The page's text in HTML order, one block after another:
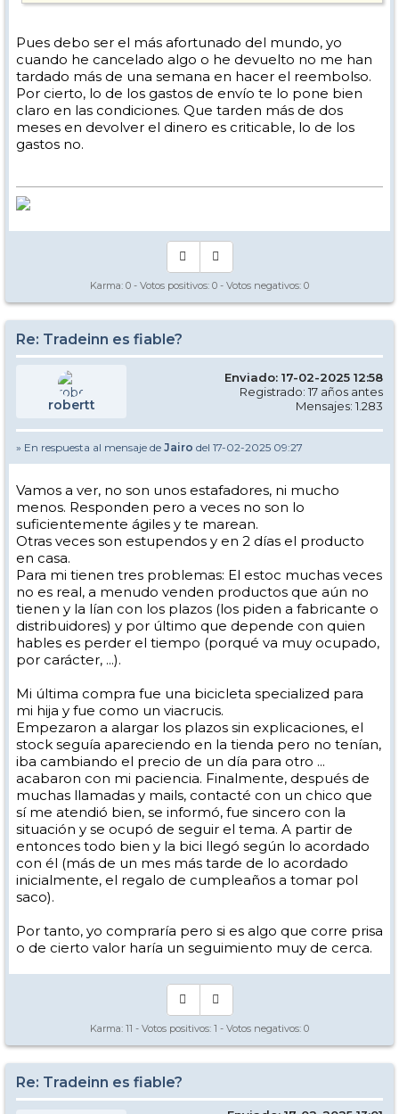
Pues debo ser el más afortunado del mundo, yo
cuando he cancelado algo o he devuelto no me han
tardado más de una semana en hacer el reembolso.
Por cierto, lo de los gastos de envío te lo pone bien
claro en las condiciones. Que tarden más de dos
meses en devolver el dinero es criticable, lo de los
gastos no.
Karma: 0 - Votos positivos: 0 - Votos negativos: 0
Re: Tradeinn es fiable?
robertt
Enviado: 17-02-2025 12:58
Registrado: 17 años antes
Mensajes: 1.283
» En respuesta al mensaje de Jairo del 17-02-2025 09:27
Vamos a ver, no son unos estafadores, ni mucho
menos. Responden pero a veces no son lo
suficientemente ágiles y te marean.
Otras veces son estupendos y en 2 días el producto
en casa.
Para mi tienen tres problemas: El estoc muchas veces
no es real, a menudo venden productos que aún no
tienen y la lían con los plazos (los piden a fabricante o
distribuidores) y por último que depende con quien
hables es perder el tiempo (porqué va muy ocupado,
por carácter, ...).
Mi última compra fue una bicicleta specialized para
mi hija y fue como un viacrucis.
Empezaron a alargar los plazos sin explicaciones, el
stock seguía apareciendo en la tienda pero no tenían,
iba cambiando el precio de un día para otro ...
acabaron con mi paciencia. Finalmente, después de
muchas llamadas y mails, contacté con un chico que
sí me atendió bien, se informó, fue sincero con la
situación y se ocupó de seguir el tema. A partir de
entonces todo bien y la bici llegó según lo acordado
con él (más de un mes más tarde de lo acordado
inicialmente, el regalo de cumpleaños a tomar pol
saco).
Por tanto, yo compraría pero si es algo que corre prisa
o de cierto valor haría un seguimiento muy de cerca.
Karma: 11 - Votos positivos: 1 - Votos negativos: 0
Re: Tradeinn es fiable?